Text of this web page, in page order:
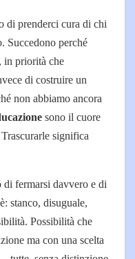
di prenderci cura di chi
Succedono perché
in priorità che
di costruire un
non abbiamo ancora
sono il cuore
significa
di fermarsi davvero e di
stanco, disuguale,
Possibilità che
ma con una scelta